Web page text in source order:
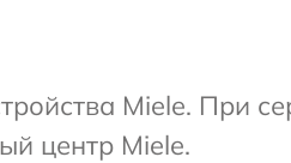
Miele. При
центр Miele.